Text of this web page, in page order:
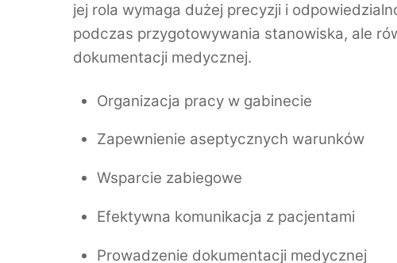
jej rola wymaga dużej precyzji i
podczas przygotowywania stanowiska, ale
dokumentacji medycznej.
Organizacja pracy w gabinecie
Zapewnienie aseptycznych warunków
Wsparcie zabiegowe
Efektywna komunikacja z pacjentami
Prowadzenie dokumentacji medycznej